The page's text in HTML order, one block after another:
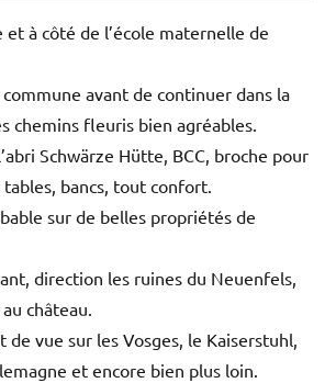
et à côté de l’école maternelle de
avant de continuer dans la
chemins fleuris bien agréables.
Schwärze Hütte, BCC, broche pour
bancs, tout confort.
sur de belles propriétés de
direction les ruines du Neuenfels,
château.
vue sur les Vosges, le Kaiserstuhl,
et encore bien plus loin.